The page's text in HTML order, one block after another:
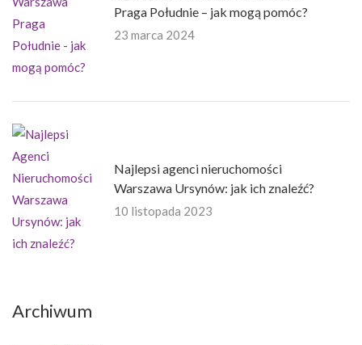
Praga Południe – jak mogą pomóc?
23 marca 2024
Najlepsi agenci nieruchomości
Warszawa Ursynów: jak ich znaleźć?
10 listopada 2023
Archiwum